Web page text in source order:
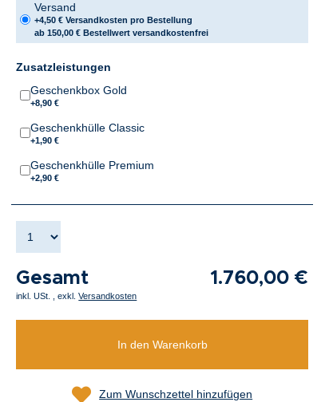
Versand
+4,50 € Versandkosten pro Bestellung
ab 150,00 € Bestellwert versandkostenfrei
Zusatzleistungen
Geschenkbox Gold
+8,90 €
Geschenkhülle Classic
+1,90 €
Geschenkhülle Premium
+2,90 €
Gesamt 1.760,00 €
inkl. USt. ,exkl.Versandkosten
In den Warenkorb
Zum Wunschzettel hinzufügen